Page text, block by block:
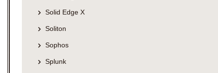
Solid Edge X
Soliton
Sophos
Splunk